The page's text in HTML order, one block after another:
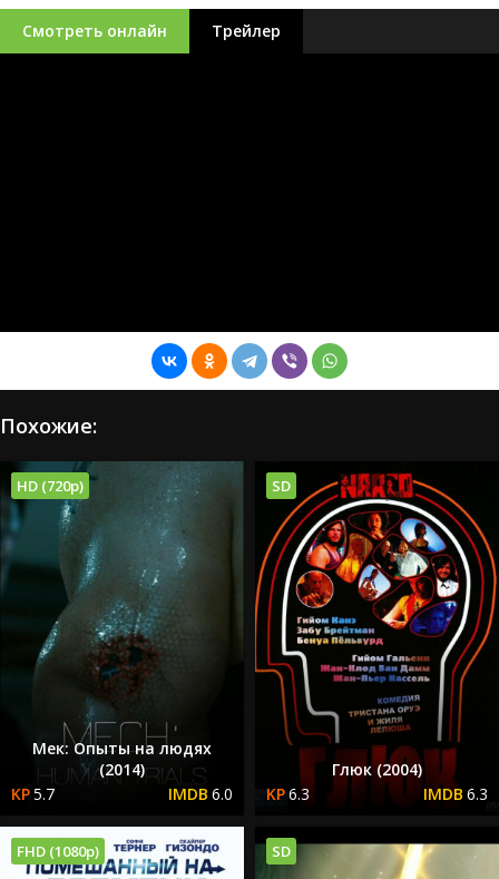
Смотреть онлайн Трейлер
Похожие:
HD (720p)
Мек: Опыты на людях
(2014)
5.7
6.0
SD
Глюк (2004)
6.3
6.3
FHD (1080p) SD